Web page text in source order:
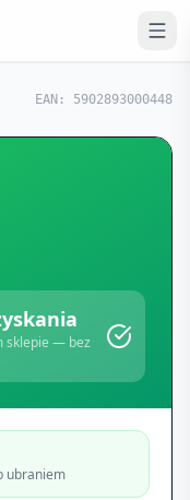
EAN: 5902893000448
sklepie — bez
ubraniem